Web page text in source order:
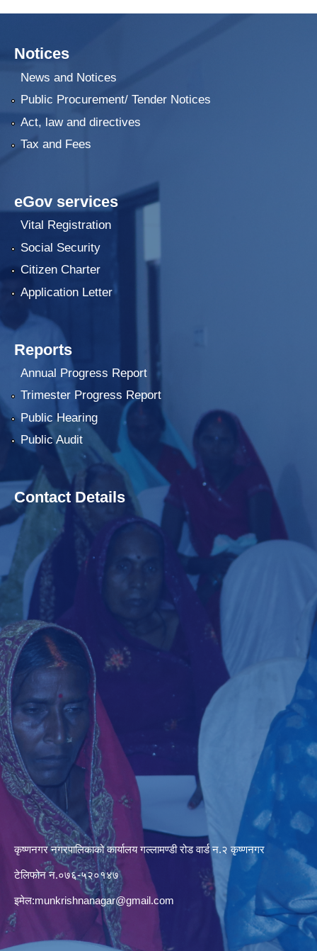
Notices
News and Notices
Public Procurement/ Tender Notices
Act, law and directives
Tax and Fees
eGov services
Vital Registration
Social Security
Citizen Charter
Application Letter
Reports
Annual Progress Report
Trimester Progress Report
Public Hearing
Public Audit
Contact Details
कृष्णनगर नगरपालिकाको कार्यालय गल्लामण्डी रोड वार्ड न.२ कृष्णनगर
टेलिफोन न.०७६-५२०१४७
इमेल:munkrishnanagar@gmail.com